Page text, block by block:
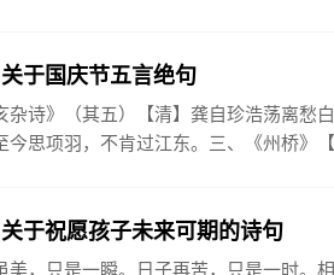
关于国庆节五言绝句
杂诗》（其五）【清】龚自珍浩荡离愁
今思项羽，不肯过江东。三、《州桥》
关于祝愿孩子未来可期的诗句
美，只是一瞬。日子再苦，只是一时。